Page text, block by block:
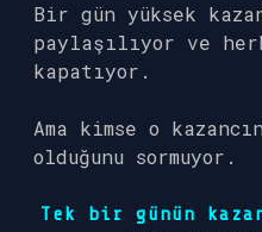
Bir gün yüksek
paylaşılıyor ve
kapatıyor.
Ama kimse o
olduğunu sormuyor.
Tek bir günün